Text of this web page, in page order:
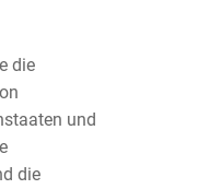
die
und
die